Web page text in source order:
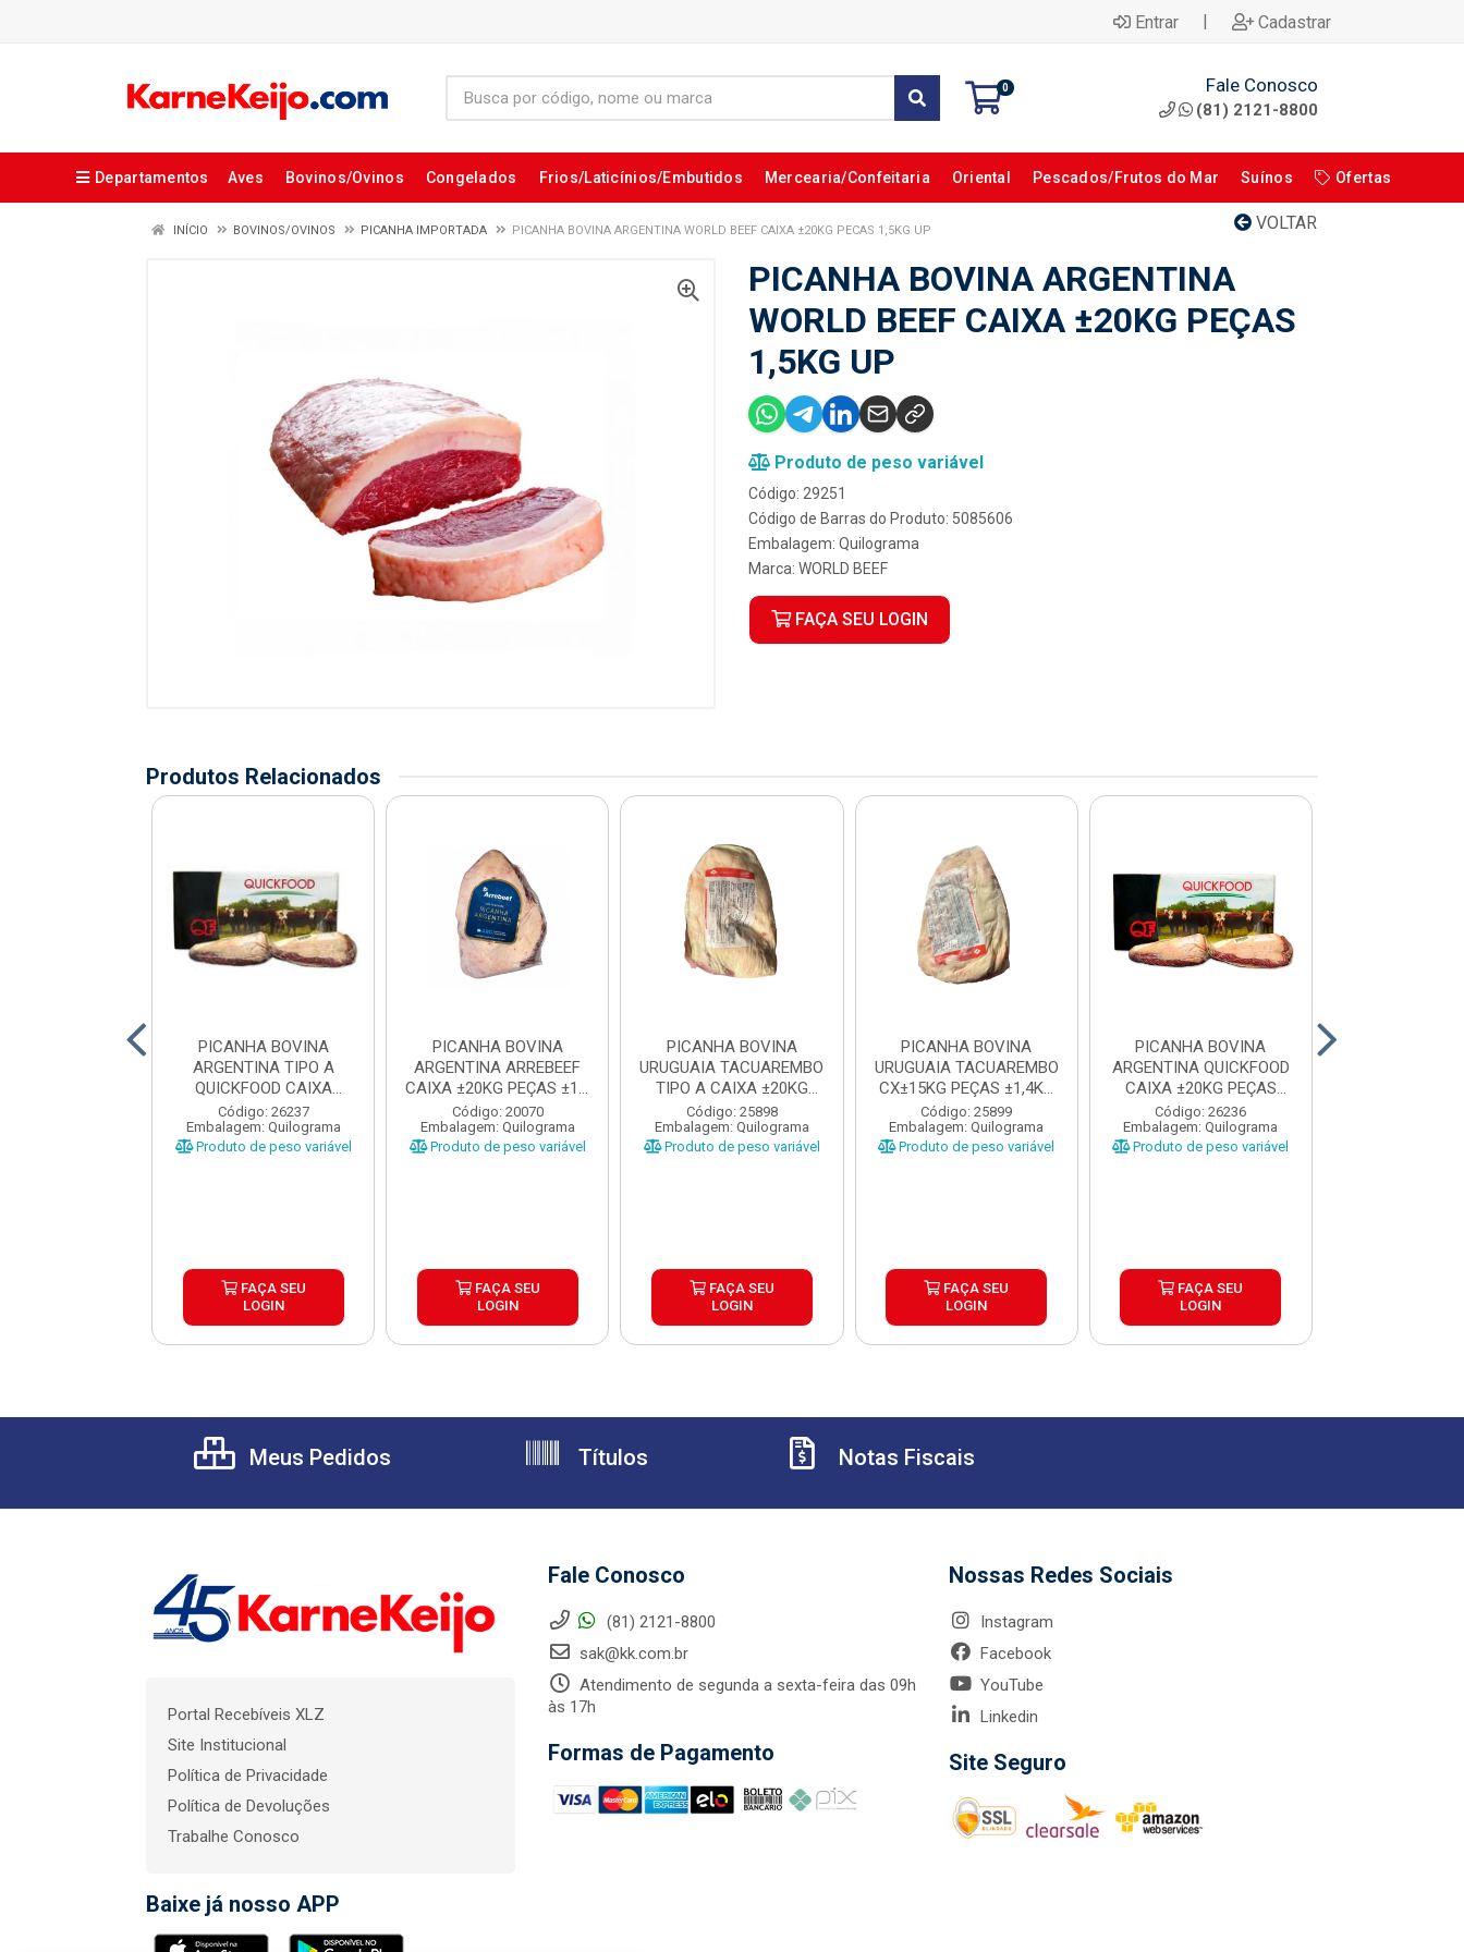
Entrar | Cadastrar
0 Fale Conosco
(81) 2121-8800
Departamentos Aves Bovinos/Ovinos Congelados Frios/Laticínios/Embutidos Mercearia/Confeitaria Oriental Pescados/Frutos do Mar Suínos Ofertas
VOLTAR
INÍCIO BOVINOS/OVINOS PICANHA IMPORTADA PICANHA BOVINA ARGENTINA WORLD BEEF CAIXA ±20KG PECAS 1,5KG UP
PICANHA BOVINA ARGENTINA
WORLD BEEF CAIXA ±20KG PEÇAS
1,5KG UP
Produto de peso variável
Código: 29251
Código de Barras do Produto: 5085606
Embalagem: Quilograma
Marca: WORLD BEEF
FAÇA SEU LOGIN
Produtos Relacionados
PICANHA BOVINA
ARGENTINA TIPO A
QUICKFOOD CAIXA
±20KG PEÇAS ...
Código: 26237
Embalagem: Quilograma
Produto de peso variável
FAÇA SEU
LOGIN
PICANHA BOVINA
ARGENTINA ARREBEEF
CAIXA ±20KG PEÇAS ±1,1
A 1...
Código: 20070
Embalagem: Quilograma
Produto de peso variável
FAÇA SEU
LOGIN
PICANHA BOVINA
URUGUAIA TACUAREMBO
TIPO A CAIXA ±20KG
PEÇAS ...
Código: 25898
Embalagem: Quilograma
Produto de peso variável
FAÇA SEU
LOGIN
PICANHA BOVINA
URUGUAIA TACUAREMBO
CX±15KG PEÇAS ±1,4KG
UP
Código: 25899
Embalagem: Quilograma
Produto de peso variável
FAÇA SEU
LOGIN
PICANHA BOVINA
ARGENTINA QUICKFOOD
CAIXA ±20KG PEÇAS
1,5KG U...
Código: 26236
Embalagem: Quilograma
Produto de peso variável
FAÇA SEU
LOGIN
Meus Pedidos Títulos Notas Fiscais
Portal Recebíveis XLZ
Site Institucional
Política de Privacidade
Política de Devoluções
Trabalhe Conosco
Baixe já nosso APP
Fale Conosco
(81) 2121-8800
sak@kk.com.br
Atendimento de segunda a sexta-feira das 09h
às 17h
Formas de Pagamento
Nossas Redes Sociais
Instagram
Facebook
YouTube
Linkedin
Site Seguro